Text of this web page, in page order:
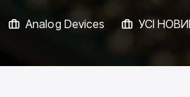
Analog Devices УСІ